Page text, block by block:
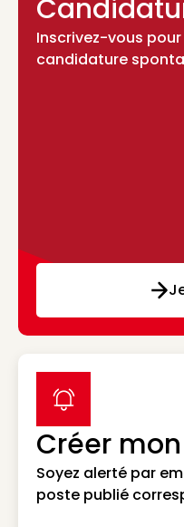
Inscrivez-vous
candidature
Créer
Soyez alerté par
poste publié
label icon